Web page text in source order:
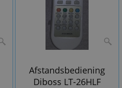
Afstandsbediening
Diboss LT-26HLF